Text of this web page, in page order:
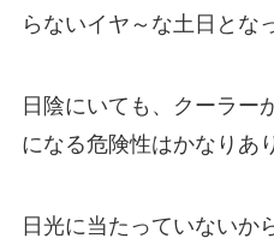
らないイヤ～な土日とな
日陰にいても、クーラー
になる危険性はかなりあ
日光に当たっていないか